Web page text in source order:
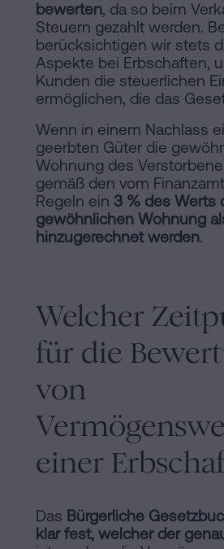
bewerten, da so beim
Steuern gezahlt werden.
berücksichtigen wir stets
Aspekte bei Erbschaften,
Kunden die steuerlichen
ermöglichen, die das
Wenn in einem Nachlass
geerbten Güter die
Wohnung des
gemäß den vom
Regeln ein 3 % des Werts
gewöhnlichen Wohnung
hinzugerechnet werden.
Welcher
für die
von
einer
Das Bürgerliche
klar fest, welcher der